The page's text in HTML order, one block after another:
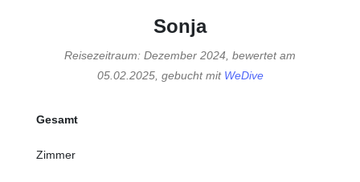
Sonja
Reisezeitraum: Dezember 2024, bewertet am
05.02.2025, gebucht mit WeDive
Gesamt
Zimmer